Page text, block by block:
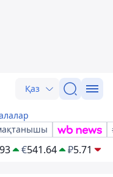
Қаз
€541.64 ₽5.71